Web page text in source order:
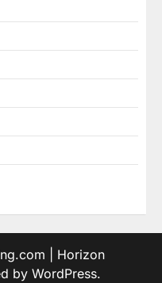
| Horizon
by WordPress.